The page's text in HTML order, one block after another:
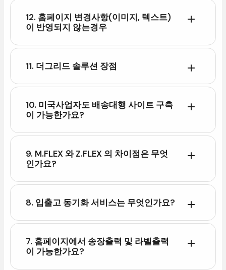
12.홈페이지변경사항(이미지,텍스트)
이반영되지않는경우
11.더그리드솔루션장점
10.미국사업자도배송대행사이트구축
이가능한가요?
9.M.FLEX와Z.FLEX의차이점은무엇
인가요?
8.입출고동기화서비스는무엇인가요?
7.홈페이지에서송장출력및라벨출력
이가능한가요?